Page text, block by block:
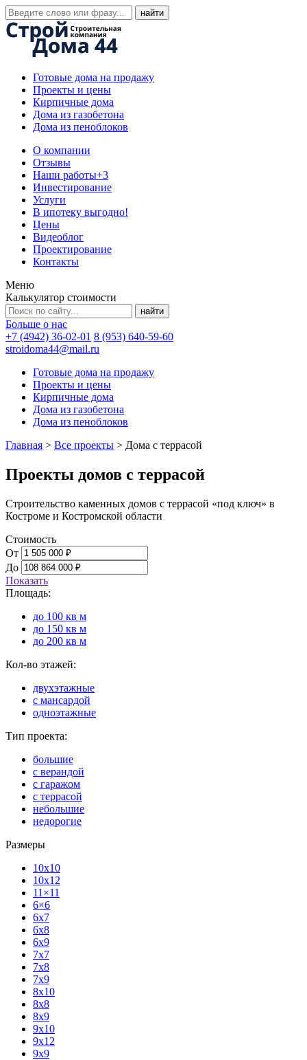
Готовые дома на продажу
Проекты и цены
Кирпичные дома
Дома из газобетона
Дома из пеноблоков
О компании
Отзывы
Наши работы+3
Инвестирование
Услуги
В ипотеку выгодно!
Цены
Видеоблог
Проектирование
Контакты
Меню
Калькулятор стоимости
Больше о нас
+7 (4942) 36-02-01 8 (953) 640-59-60
stroidoma44@mail.ru
Готовые дома на продажу
Проекты и цены
Кирпичные дома
Дома из газобетона
Дома из пеноблоков
Главная > Все проекты > Дома с террасой
Проекты домов с террасой
Строительство каменных домов с террасой «под ключ» в
Костроме и Костромской области
Стоимость
От
До
Показать
Площадь:
до 100 кв м
до 150 кв м
до 200 кв м
Кол-во этажей:
двухэтажные
с мансардой
одноэтажные
Тип проекта:
большие
с верандой
с гаражом
с террасой
небольшие
недорогие
Размеры
10x10
10x12
11×11
6×6
6x7
6x8
6x9
7x7
7x8
7x9
8x10
8x8
8x9
9x10
9x12
9x9